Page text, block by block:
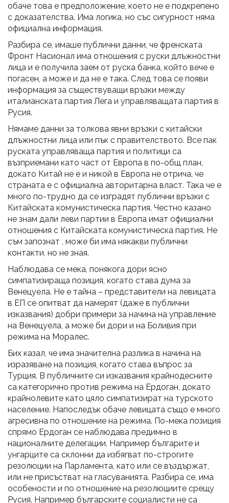
обаче това е предположение, което не е подкрепено
с доказателства. Има логика, но със сигурност няма
официална информация.
Разбира се, имаше публични данни, че френската
Фронт Насионал има отношения с руски длъжностни
лица и е получила заем от руска банка, който вече е
погасен, а може и да не е така. След това се появи
информация за съществуващи връзки между
италианската партия Лега и управляващата партия в
Русия.
Нямаме данни за толкова явни връзки с китайски
длъжностни лица или пък с правителството. Все пак
руската управляваща партия и политици са
възприемани като част от Европа в по-общ план,
докато Китай не е и никой в Европа не отрича, че
страната е с официална авторитарна власт. Така че е
много по-трудно да се изградят публични връзки с
Китайската комунистическа партия. Честно казано
не знам дали леви партии в Европа имат официални
отношения с Китайската комунистическа партия. Не
съм запознат , може би има някакви публични
контакти, но не зная.
Наблюдава се мека, понякога дори ясно
симпатизираща позиция, когато става дума за
Венецуела. Не е тайна – представители на левицата
в ЕП се опитват да намерят (даже в публични
изказвания) добри примери за начина на управление
на Венецуела, а може би дори и на Боливия при
режима на Моралес.
Бих казал, че има значителна разлика в начина на
изразяване на позиция, когато става въпрос за
Турция. В публичните си изказвания крайнодесните
са категорично против режима на Ердоган, докато
крайнолевите като цяло симпатизират на турското
население. Напоследък обаче левицата също е много
агресивна по отношение на режима. По-мека позиция
спрямо Ердоган се наблюдава предимно в
националните делегации. Например българите и
унгарците са склонни да избягват по-строгите
резолюции на Парламента, като или се въздържат,
или не присъстват на гласуванията. Разбира се, има
особености и по отношение на резолюциите срещу
Русия. Например българските социалисти не са